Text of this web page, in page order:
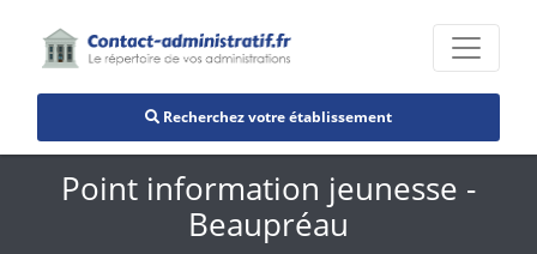
Recherchez votre établissement
Point information jeunesse -
Beaupréau